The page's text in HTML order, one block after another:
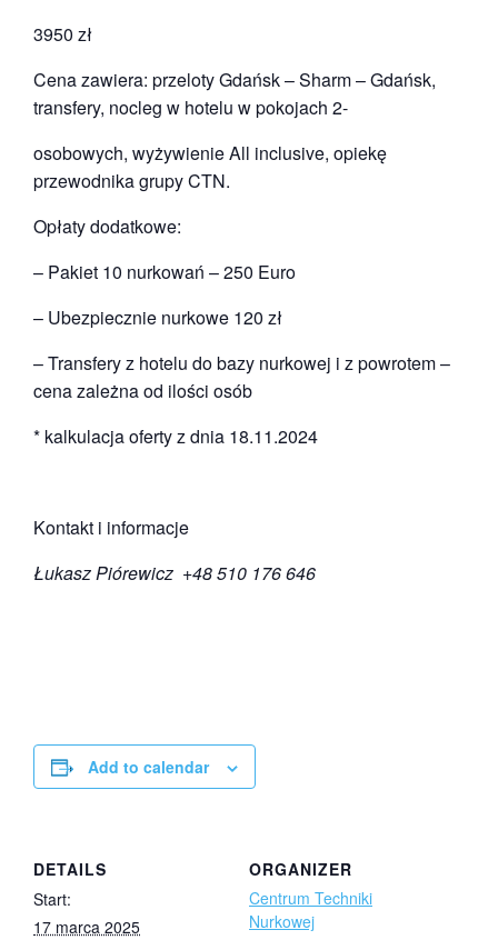
3950 zł
Cena zawiera: przeloty Gdańsk – Sharm – Gdańsk,
transfery, nocleg w hotelu w pokojach 2-
osobowych, wyżywienie All inclusive, opiekę
przewodnika grupy CTN.
Opłaty dodatkowe:
– Pakiet 10 nurkowań – 250 Euro
– Ubezpiecznie nurkowe 120 zł
– Transfery z hotelu do bazy nurkowej i z powrotem –
cena zależna od ilości osób
* kalkulacja oferty z dnia 18.11.2024
Kontakt i informacje
Łukasz Piórewicz +48 510 176 646
Add to calendar
DETAILS
Start:
17 marca 2025
ORGANIZER
Centrum Techniki
Nurkowej